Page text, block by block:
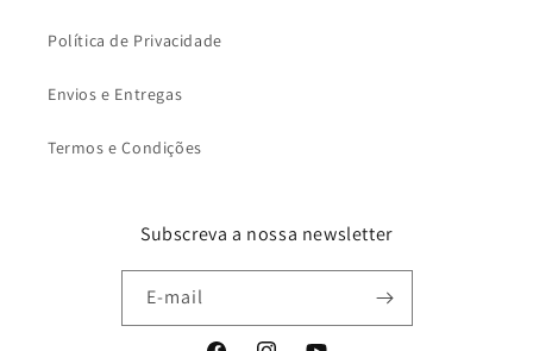
Política de Privacidade
Envios e Entregas
Termos e Condições
Subscreva a nossa newsletter
E-mail